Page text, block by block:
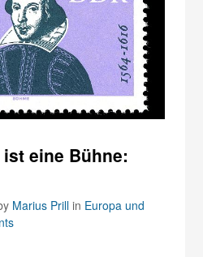
eine Bühne:
Marius Prill in Europa und